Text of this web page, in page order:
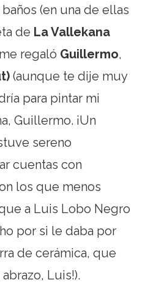
(en una de ellas
de La Vallekana
regaló Guillermo,
(aunque te dije muy
para pintar mi
Guillermo. ¡Un
sereno
cuentas con
los que menos
a Luis Lobo Negro
por si le daba por
de cerámica, que
Luis!).